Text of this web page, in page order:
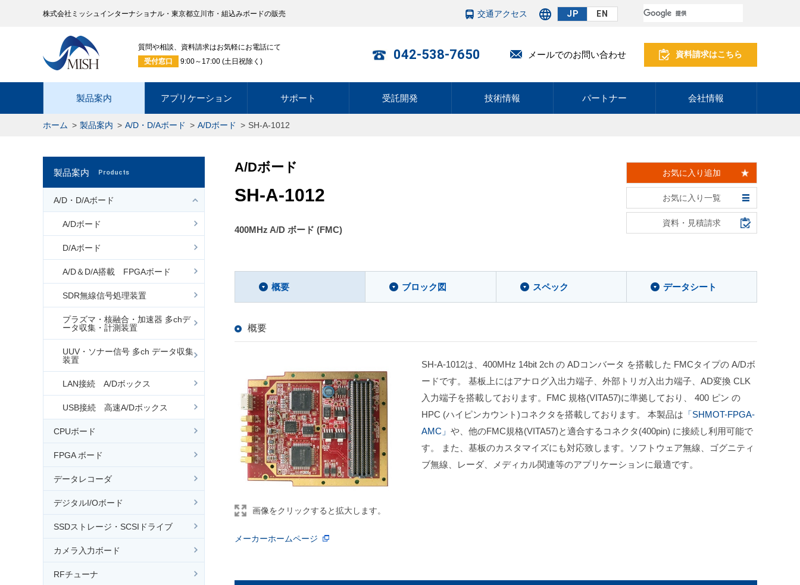
株式会社ミッシュインターナショナル・東京都立川市・組込みボードの販売 交通アクセス JP EN
質問や相談、資料請求はお気軽にお電話にて
受付窓口
9:00～17:00 (土日祝除く) 042-538-7650 メールでのお問い合わせ 資料請求はこちら
製品案内 アプリケーション サポート 受託開発 技術情報 パートナー 会社情報
ホーム 製品案内 A/D・D/Aボード A/Dボード SH-A-1012
製品案内 Products
A/D・D/Aボード
A/Dボード
D/Aボード
A/D＆D/A搭載 FPGAボード
SDR無線信号処理装置
プラズマ・核融合・加速器 多chデ
ータ収集・計測装置
UUV・ソナー信号 多ch データ収集
装置
LAN接続 A/Dボックス
USB接続 高速A/Dボックス
CPUボード
FPGA ボード
データレコーダ
デジタルI/Oボード
SSDストレージ・SCSIドライブ
カメラ入力ボード
RFチューナ
A/Dボード
SH-A-1012
400MHz A/D ボード (FMC)
お気に入り追加
お気に入り一覧
資料・見積請求
概要 ブロック図 スペック データシート
概要
画像をクリックすると拡大します。
メーカーホームページ
SH-A-1012は、400MHz 14bit 2ch の ADコンバータ を搭載した FMCタイプの A/Dボ
ードです。 基板上にはアナログ入出力端子、外部トリガ入出力端子、AD変換 CLK
入力端子を搭載しております。FMC 規格(VITA57)に準拠しており、 400 ピン の
HPC (ハイピンカウント)コネクタを搭載しております。 本製品は 「SHMOT-FPGA-
AMC」 や、他のFMC規格(VITA57)と適合するコネクタ(400pin) に接続し利用可能で
す。 また、基板のカスタマイズにも対応致します。ソフトウェア無線、ゴグニティ
ブ無線、レーダ、メディカル関連等のアプリケーションに最適です。